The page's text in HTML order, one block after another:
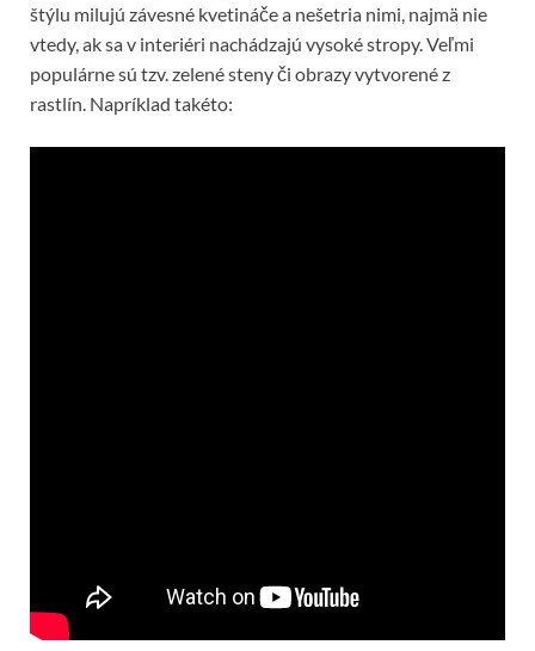
štýlu milujú závesné kvetináče a nešetria nimi, najmä nie
vtedy, ak sa v interiéri nachádzajú vysoké stropy. Veľmi
populárne sú tzv. zelené steny či obrazy vytvorené z
rastlín. Napríklad takéto: